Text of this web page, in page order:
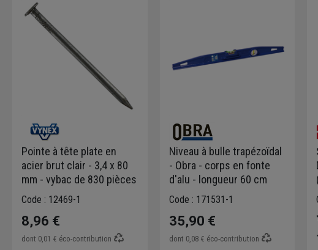
Pointe à tête plate en
acier brut clair - 3,4 x 80
mm - vybac de 830 pièces
Code : 12469-1
8,96 €
dont 0,01 € éco-contribution
Niveau à bulle trapézoïdal
- Obra - corps en fonte
d'alu - longueur 60 cm
Code : 171531-1
35,90 €
dont 0,08 € éco-contribution